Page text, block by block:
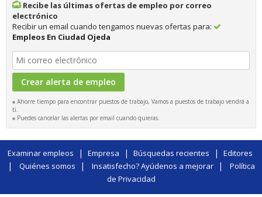
Recibe las últimas ofertas de empleo por correo
electrónico
Recibir un email cuando tengamos nuevas ofertas para:
Empleos En Ciudad Ojeda
Ahorre tiempo para encontrar puestos de trabajo, Vamos a puestos de trabajo vendrá a
ti.
Puedes cancelar las alertas por email cuando quieras.
Examinar empleos | Empresa | Búsquedas recientes | Editores
| Quiénes somos | Insatisfecho? Ayúdenos a mejorar|
Política
de Privacidad